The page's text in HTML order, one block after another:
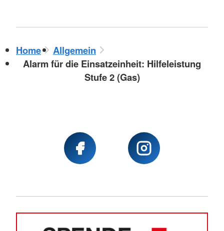
Home
Allgemein
Alarm für die Einsatzeinheit: Hilfeleistung
Stufe 2 (Gas)